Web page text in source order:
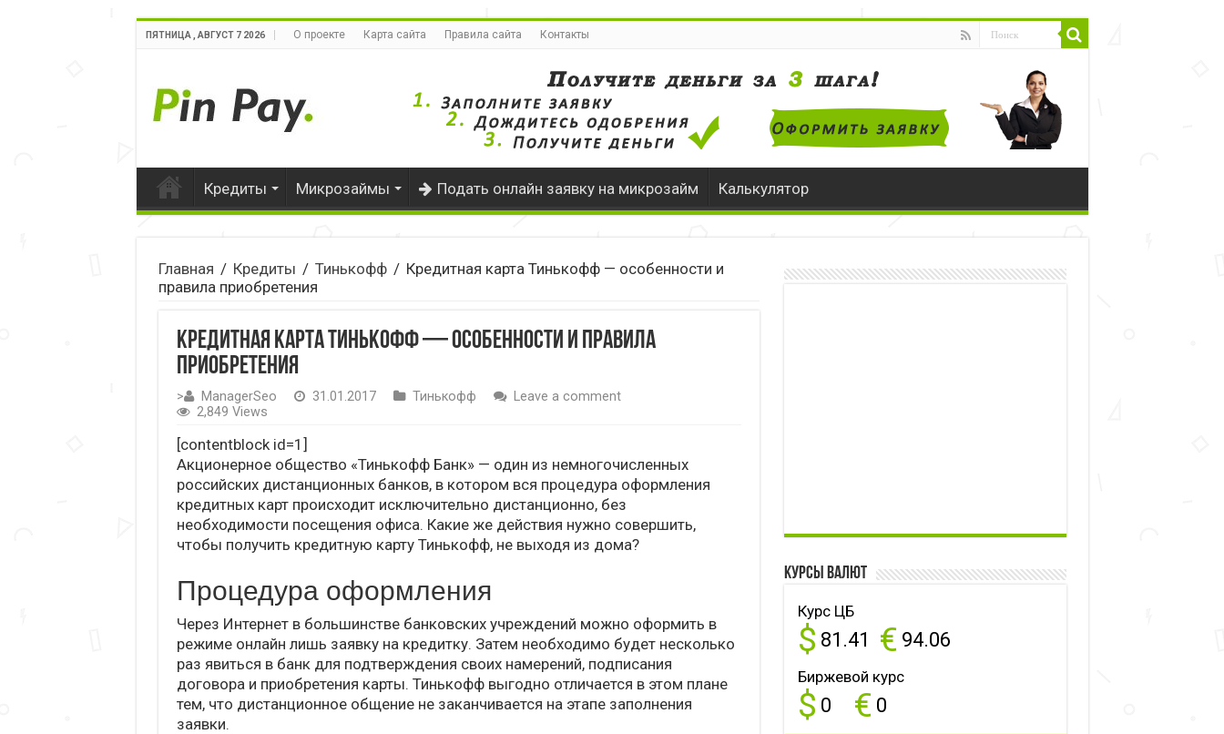
ПЯТНИЦА , АВГУСТ 7 2026 О проекте Карта сайта Правила сайта Контакты
Кредиты Микрозаймы Подать онлайн заявку на микрозайм Калькулятор
Главная / Кредиты / Тинькофф / Кредитная карта Тинькофф — особенности и
правила приобретения
Кредитная карта Тинькофф — особенности и правила
приобретения
> ManagerSeo 31.01.2017 Тинькофф
Leave a comment
2,849 Views
[contentblock id=1]
Акционерное общество «Тинькофф Банк» — один из немногочисленных
российских дистанционных банков, в котором вся процедура оформления
кредитных карт происходит исключительно дистанционно, без
необходимости посещения офиса. Какие же действия нужно совершить,
чтобы получить кредитную карту Тинькофф, не выходя из дома?
Процедура оформления
Через Интернет в большинстве банковских учреждений можно оформить в
режиме онлайн лишь заявку на кредитку. Затем необходимо будет несколько
раз явиться в банк для подтверждения своих намерений, подписания
договора и приобретения карты. Тинькофф выгодно отличается в этом плане
тем, что дистанционное общение не заканчивается на этапе заполнения
заявки.
Курсы валют
Курс ЦБ
$ 81.41 € 94.06
Биржевой курс
$ 0 € 0